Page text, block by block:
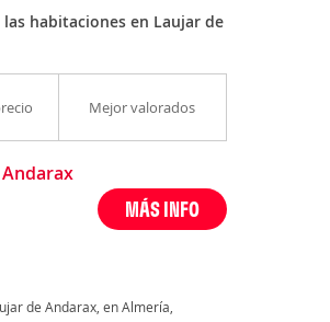
habitaciones en Laujar de
Mejor valorados
MÁS INFO
de Andarax, en Almería,